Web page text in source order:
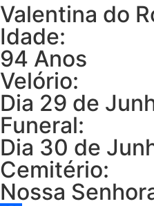
Valentina do
Idade:
94 Anos
Velório:
Dia 29 de
Funeral:
Dia 30 de
Cemitério:
Nossa